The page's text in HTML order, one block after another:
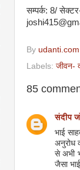
सम्पर्क: 8/
By udanti.com
Labels: जीवन-
85
संदीप
भाई
अनुरोध
से अभी
जैसा